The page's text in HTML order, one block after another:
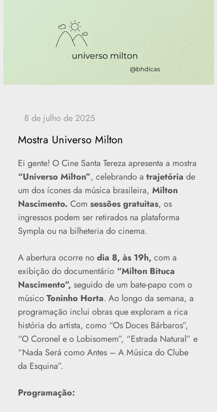
Mostra Universo Milton
Ei gente! O Cine Santa Tereza apresenta a mostra
“Universo Milton”, celebrando a trajetória de
um dos ícones da música brasileira, Milton
Nascimento. Com sessões gratuitas, os
ingressos podem ser retirados na plataforma
Sympla ou na bilheteria do cinema.
A abertura ocorre nodia 8, às 19h, com a
exibição do documentário “Milton Bituca
Nascimento”, seguido de um bate-papo com o
músicoToninho Horta. Ao longo da semana, a
programação inclui obras que exploram a rica
história do artista, como “Os Doces Bárbaros”,
“O Coronel e o Lobisomem”, “Estrada Natural” e
“Nada Será como Antes – A Música do Clube
da Esquina”.
Programação: